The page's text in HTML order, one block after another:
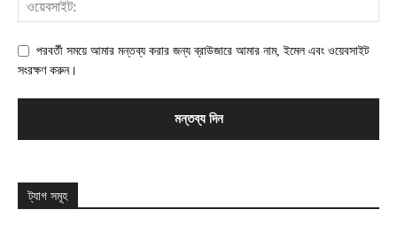
পরবর্তী সময়ে আমার মন্তব্য করার জন্য ব্রাউজারে আমার নাম, ইমেল এবং ওয়েবসাইট
সংরক্ষণ করুন।
ট্যাগ সমূহ